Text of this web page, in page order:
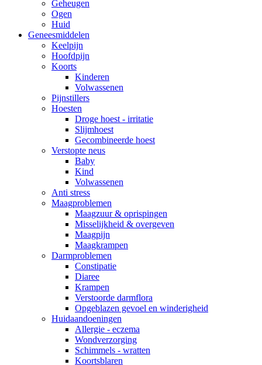
Geheugen
Ogen
Huid
Geneesmiddelen
Keelpijn
Hoofdpijn
Koorts
Kinderen
Volwassenen
Pijnstillers
Hoesten
Droge hoest - irritatie
Slijmhoest
Gecombineerde hoest
Verstopte neus
Baby
Kind
Volwassenen
Anti stress
Maagproblemen
Maagzuur & oprispingen
Misselijkheid & overgeven
Maagpijn
Maagkrampen
Darmproblemen
Constipatie
Diaree
Krampen
Verstoorde darmflora
Opgeblazen gevoel en winderigheid
Huidaandoeningen
Allergie - eczema
Wondverzorging
Schimmels - wratten
Koortsblaren